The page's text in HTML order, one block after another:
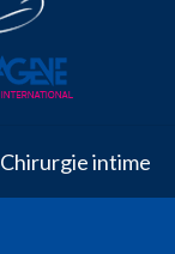
Chirurgie intime